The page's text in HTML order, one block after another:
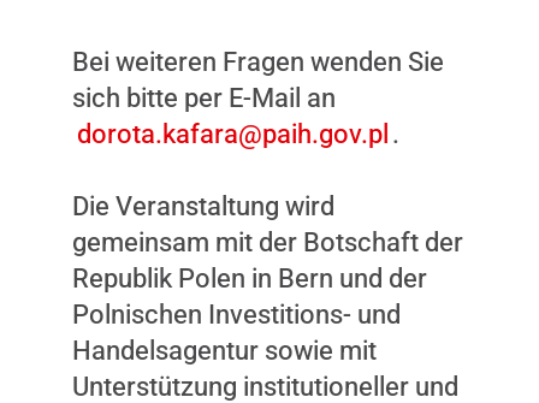
Bei weiteren Fragen wenden Sie
sich bitte per E-Mail an
dorota.kafara@paih.gov.pl .
Die Veranstaltung wird
gemeinsam mit der Botschaft der
Republik Polen in Bern und der
Polnischen Investitions- und
Handelsagentur sowie mit
Unterstützung institutioneller und